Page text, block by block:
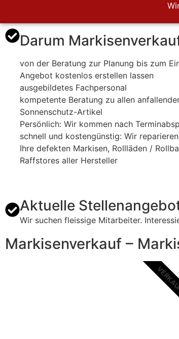
Darum
von der Beratung zur Planung bis zum
Angebot kostenlos erstellen lassen
ausgebildetes Fachpersonal
kompetente Beratung zu allen
Sonnenschutz-Artikel
Persönlich: Wir kommen nach
schnell und kostengünstig: Wir
Ihre defekten Markisen, Rollläden /
Raffstores aller Hersteller
Aktuelle
Wir suchen fleissige Mitarbeiter.
Markisenverkauf –